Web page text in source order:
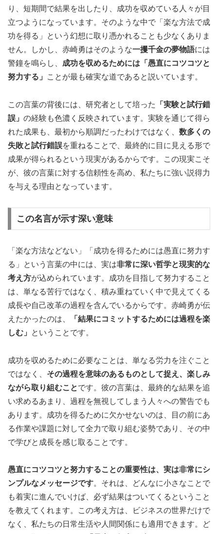
り、短期間で結果を出したり、成功を収めている人々が目
立つようになっています。そのような中で「楽な方法で成
功を得る」という幻想に取り憑かれることも少なくありま
せん。しかし、赤崎勇はそのような一攫千金の夢物語には
警鐘を鳴らし、 成功を収めるためには「愚直にコツコツと
努力する」
ことが最も確実な道であると説いています。
この言葉の背後には、研究者として培った
「実験と試行錯
誤」 の経験も色濃く反映されています。実験を通じて得ら
れた成果も、最初から順調だったわけではなく、 数多くの
失敗と試行錯誤を重ねることで、最終的に目に見える形で
成果が得られるという現実があるからです。この現実こそ
が、彼の言葉に対する信頼性を高め、私たちに強い説得力
を与える理由となっています。
この名言が示す深い意味
「楽な方法などない」「成功を得るためには愚直に努力す
る」という言葉の中には、実は非常に深い哲学と現実的な
考え方が込められています。成功を目指して努力すること
は、単なる苦行ではなく、積み重ねていく中で見えてくる
成長や自己改革の過程を含んでいるからです。赤崎勇が伝
えたかったのは、
「結果にコミットするためには過程を楽
しむ」
ということです。
成功を収めるために必要なことは、単なる労力を注ぐこと
ではなく、 その過程を意味のあるものとして捉え、楽しみ
ながら取り組むことです。彼の言葉は、最終的な結果を追
い求めるあまり、過程を無視してしまう人々への警告でも
あります。成功を得るために欠かせないのは、目の前にあ
る作業や課題に対して全力で取り組む姿勢であり、その中
で学びと成長を感じ取ることです。
愚直にコツコツと努力することの重要性は、実は非常にシ
ンプルなメッセージです。それは、どんなに小さなことで
も着実に進んでいけば、必ず結果はついてくるということ
を教えてくれます。この考え方は、ビジネスの世界だけで
なく、私たちの日常生活や人間関係にも適用できます。ど